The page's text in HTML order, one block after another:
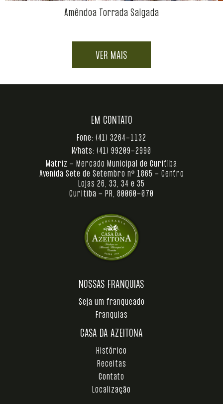
Amêndoa Torrada Salgada
VER MAIS
CASA DA AZEITONA
Histórico
Receitas
Contato
Localização
NOSSAS FRANQUIAS
Seja um franqueado
Franquias
EM CONTATO
Fone: (41) 3264-1132
Whats: (41) 99209-2990
Matriz - Mercado Municipal de Curitiba
Avenida Sete de Setembro nº 1865 - Centro
Lojas 26, 33, 34 e 35
Curitiba - PR, 80060-070